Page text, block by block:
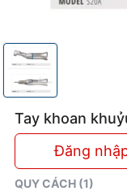
Tay khoan
Đăng
QUY CÁCH (1)